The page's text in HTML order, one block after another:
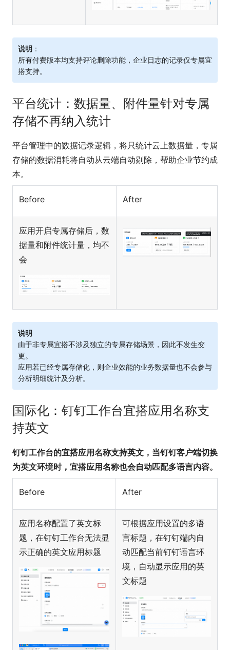
说明 ：
所有付费版本均支持评论删除功能，企业日志的记录仅专属宜
搭支持。
平台统计：数据量、附件量针对专属
存储不再纳入统计
平台管理中的数据记录逻辑，将只统计云上数据量，专属
存储的数据消耗将自动从云端自动剔除，帮助企业节约成
本。
Before After
应用开启专属存储后，数
据量和附件统计量，均不
会
说明
由于非专属宜搭不涉及独立的专属存储场景，因此不发生变
更。
应用若已经专属存储化，则企业效能的业务数据量也不会参与
分析明细统计及分析。
国际化：钉钉工作台宜搭应用名称支
持英文
钉钉工作台的宜搭应用名称支持英文，当钉钉客户端切换
为英文环境时，宜搭应用名称也会自动匹配多语言内容。
Before After
应用名称配置了英文标
题，在钉钉工作台无法显
示正确的英文应用标题
可根据应用设置的多语
言标题，在钉钉端内自
动匹配当前钉钉语言环
境，自动显示应用的英
文标题